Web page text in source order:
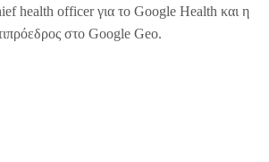
health officer για το Google Health και η
στο Google Geo.